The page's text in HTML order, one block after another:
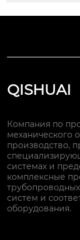
QISHUAI
Компания по
механического
производство,
системах и
комплексные
систем и
оборудования.